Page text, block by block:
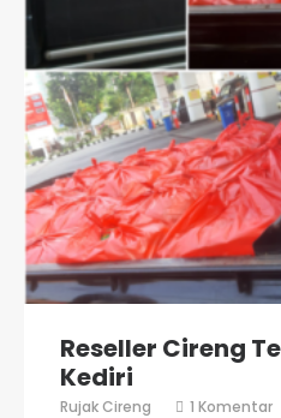
Reseller Cireng
Kediri
Rujak Cireng 1 Komentar